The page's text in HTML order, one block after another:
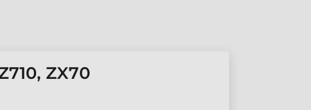
ZX70